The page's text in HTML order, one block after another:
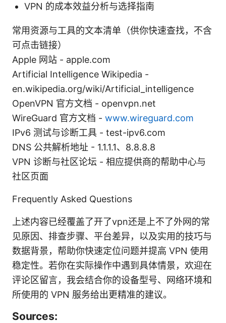
VPN 的成本效益分析与选择指南
常用资源与工具的文本清单（供你快速查找，不含
可点击链接）
Apple 网站 - apple.com
Artificial Intelligence Wikipedia -
en.wikipedia.org/wiki/Artificial_intelligence
OpenVPN 官方文档 - openvpn.net
WireGuard 官方文档 - www.wireguard.com
IPv6 测试与诊断工具 - test-ipv6.com
DNS 公共解析地址 - 1.1.1.1、8.8.8.8
VPN 诊断与社区论坛 - 相应提供商的帮助中心与
社区页面
Frequently Asked Questions
上述内容已经覆盖了开了vpn还是上不了外网的常
见原因、排查步骤、平台差异，以及实用的技巧与
数据背景，帮助你快速定位问题并提高 VPN 使用
稳定性。若你在实际操作中遇到具体情景，欢迎在
评论区留言，我会结合你的设备型号、网络环境和
所使用的 VPN 服务给出更精准的建议。
Sources: